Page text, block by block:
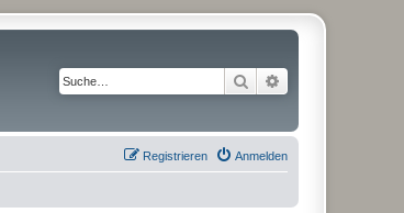
Suche
Anmelden
Registrieren